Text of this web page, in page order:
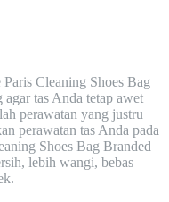
Cleaning Shoes Bag
tas Anda tetap awet
perawatan yang justru
perawatan tas Anda pada
Shoes Bag Branded
lebih wangi, bebas